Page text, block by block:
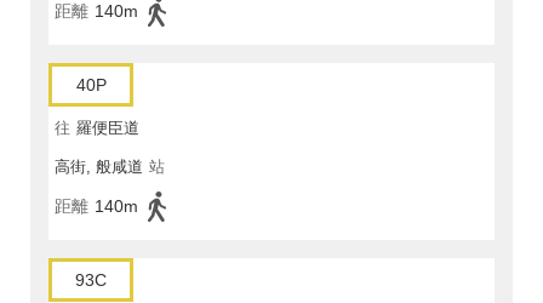
距離 140m
40P
往 羅便臣道
高街, 般咸道 站
距離 140m
93C